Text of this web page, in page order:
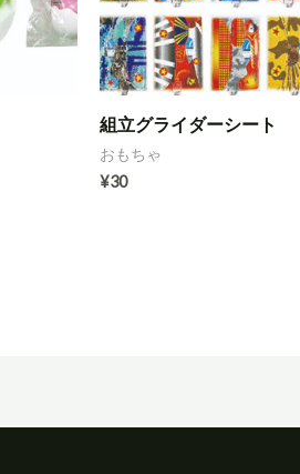
組立グライダーシート
おもちゃ
¥30